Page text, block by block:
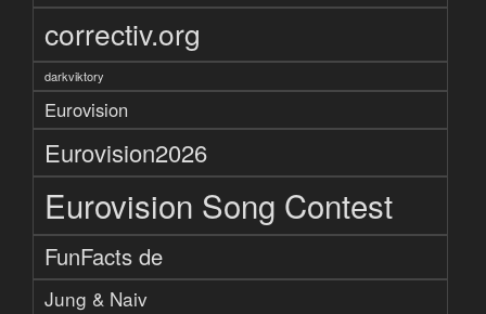
correctiv.org
darkviktory
Eurovision
Eurovision2026
Eurovision Song Contest
FunFacts de
Jung & Naiv